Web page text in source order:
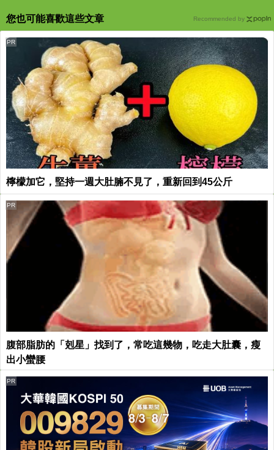
您也可能喜歡這些文章
檸檬加它，堅持一週大肚腩不見了，重新回到45公斤
PR
腹部脂肪的「剋星」找到了，常吃這幾物，吃走大肚囊，瘦
出小蠻腰
PR
PR
Recommended by